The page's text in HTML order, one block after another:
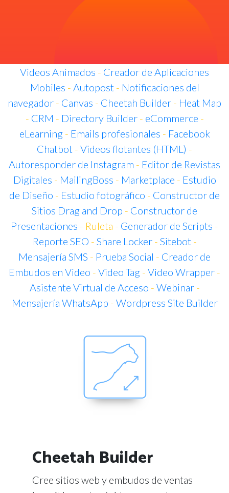
Videos Animados - Creador de Aplicaciones
Mobiles - Autopost- Notificaciones del
navegador - Canvas - Cheetah Builder - Heat Map
- CRM - Directory Builder- eCommerce -
eLearning- Emails profesionales - Facebook
Chatbot - Videos flotantes (HTML) -
Autoresponder de Instagram - Editor de Revistas
Digitales - MailingBoss - Marketplace - Estudio
de Diseño - Estudio fotográfico - Constructor de
Sitios Drag and Drop - Constructor de
Presentaciones - Ruleta - Generador de Scripts -
Reporte SEO - Share Locker- Sitebot-
Mensajería SMS - Prueba Social - Creador de
Embudos en Video - Video Tag - Video Wrapper -
Asistente Virtual de Acceso - Webinar-
Mensajería WhatsApp - Wordpress Site Builder
Cheetah Builder
Cree sitios web y embudos de ventas